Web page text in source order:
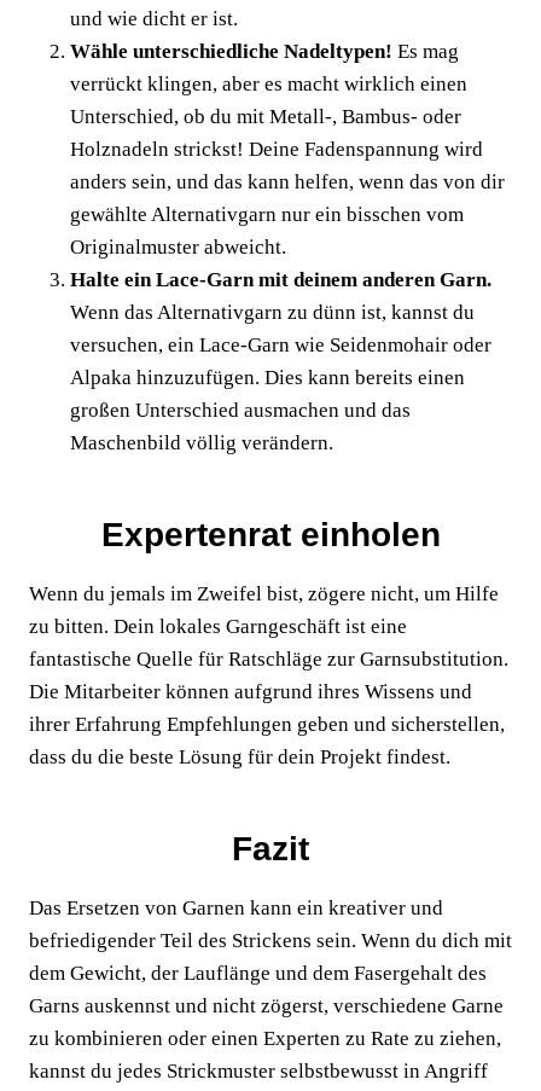
und wie dicht er ist.
Wähle unterschiedliche Nadeltypen! Es mag
verrückt klingen, aber es macht wirklich einen
Unterschied, ob du mit Metall-, Bambus- oder
Holznadeln strickst! Deine Fadenspannung wird
anders sein, und das kann helfen, wenn das von dir
gewählte Alternativgarn nur ein bisschen vom
Originalmuster abweicht.
Halte ein Lace-Garn mit deinem anderen Garn.
Wenn das Alternativgarn zu dünn ist, kannst du
versuchen, ein Lace-Garn wie Seidenmohair oder
Alpaka hinzuzufügen. Dies kann bereits einen
großen Unterschied ausmachen und das
Maschenbild völlig verändern.
Expertenrat einholen
Wenn du jemals im Zweifel bist, zögere nicht, um Hilfe
zu bitten. Dein lokales Garngeschäft ist eine
fantastische Quelle für Ratschläge zur Garnsubstitution.
Die Mitarbeiter können aufgrund ihres Wissens und
ihrer Erfahrung Empfehlungen geben und sicherstellen,
dass du die beste Lösung für dein Projekt findest.
Fazit
Das Ersetzen von Garnen kann ein kreativer und
befriedigender Teil des Strickens sein. Wenn du dich mit
dem Gewicht, der Lauflänge und dem Fasergehalt des
Garns auskennst und nicht zögerst, verschiedene Garne
zu kombinieren oder einen Experten zu Rate zu ziehen,
kannst du jedes Strickmuster selbstbewusst in Angriff